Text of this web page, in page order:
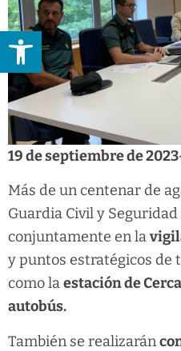
Abrir barra de
19 de septiembre de
Más de un centenar de
Guardia Civil y
conjuntamente en la
y puntos estratégicos de
como laestación de
autobús.
También se realizarán